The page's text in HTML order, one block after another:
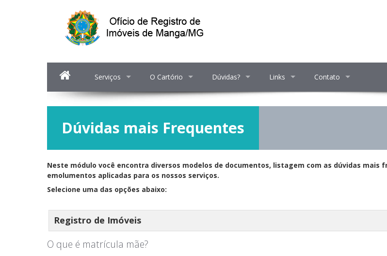
Serviços O Cartório Dúvidas? Links Contato
Dúvidas mais Frequentes
Neste módulo você encontra diversos modelos de documentos, listagem com as dúvidas mais
emolumentos aplicadas para os nossos serviços.
Selecione uma das opções abaixo:
Registro de Imóveis
O que é matrícula mãe?